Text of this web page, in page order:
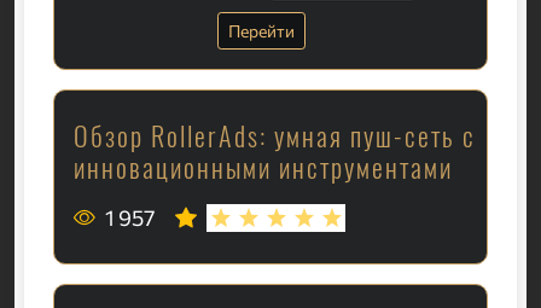
Перейти
Обзор RollerAds: умная пуш-сеть с
инновационными инструментами
1 957